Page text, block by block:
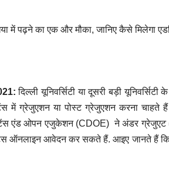
दिल्ली यूनिवर्सिटी या दूसरी बड़ी
में ग्रेजुएशन या पोस्ट ग्रेजुएशन करना चाहते
एंड ओपन एजुकेशन (CDOE) ने अंडर ग्रेजुएट
ऑनलाइन आवेदन कर सकते हैं. आइए जानते हैं